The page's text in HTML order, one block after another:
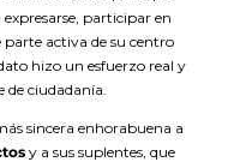
participar en
parte activa de su centro
hizo un esfuerzo real y
de ciudadanía.
sincera enhorabuena a
y a sus suplentes, que